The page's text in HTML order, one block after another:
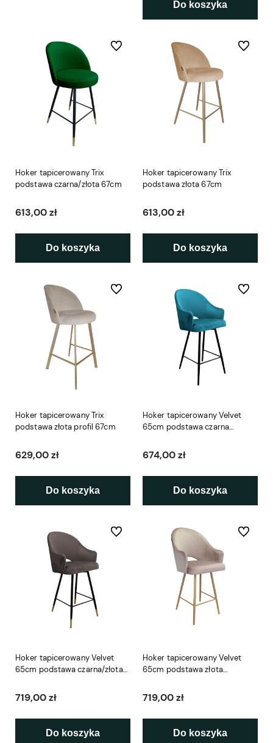
Do koszyka
Hoker tapicerowany Trix
podstawa czarna/złota 67cm
613,00 zł
Do koszyka
Do ulubionych
Hoker tapicerowany Trix
podstawa złota 67cm
613,00 zł
Do koszyka
Do
Hoker tapicerowany Trix
podstawa złota profil 67cm
629,00 zł
Do koszyka
Do ulubionych
Hoker tapicerowany Velvet
65cm podstawa czarna
674,00 zł
Do koszyka
Do
Hoker tapicerowany Velvet
65cm podstawa czarna/złota
719,00 zł
Do koszyka
Do ulubionych
Hoker tapicerowany Velvet
65cm podstawa złota
719,00 zł
Do koszyka
Do